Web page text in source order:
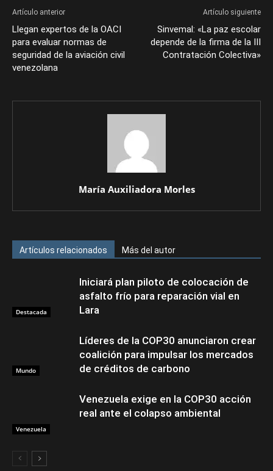
Artículo anterior
Llegan expertos de la OACI
para evaluar normas de
seguridad de la aviación civil
venezolana
Artículo siguiente
Sinvemal: «La paz escolar
depende de la firma de la III
Contratación Colectiva»
María Auxiliadora Morles
Artículos relacionados Más del autor
Destacada
Iniciará plan piloto de colocación de
asfalto frío para reparación vial en
Lara
Mundo
Líderes de la COP30 anunciaron crear
coalición para impulsar los mercados
de créditos de carbono
Venezuela
Venezuela exige en la COP30 acción
real ante el colapso ambiental